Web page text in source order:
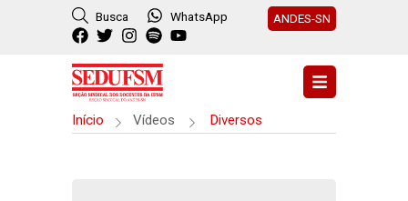
Busca WhatsApp ANDES-SN
Início Vídeos Diversos